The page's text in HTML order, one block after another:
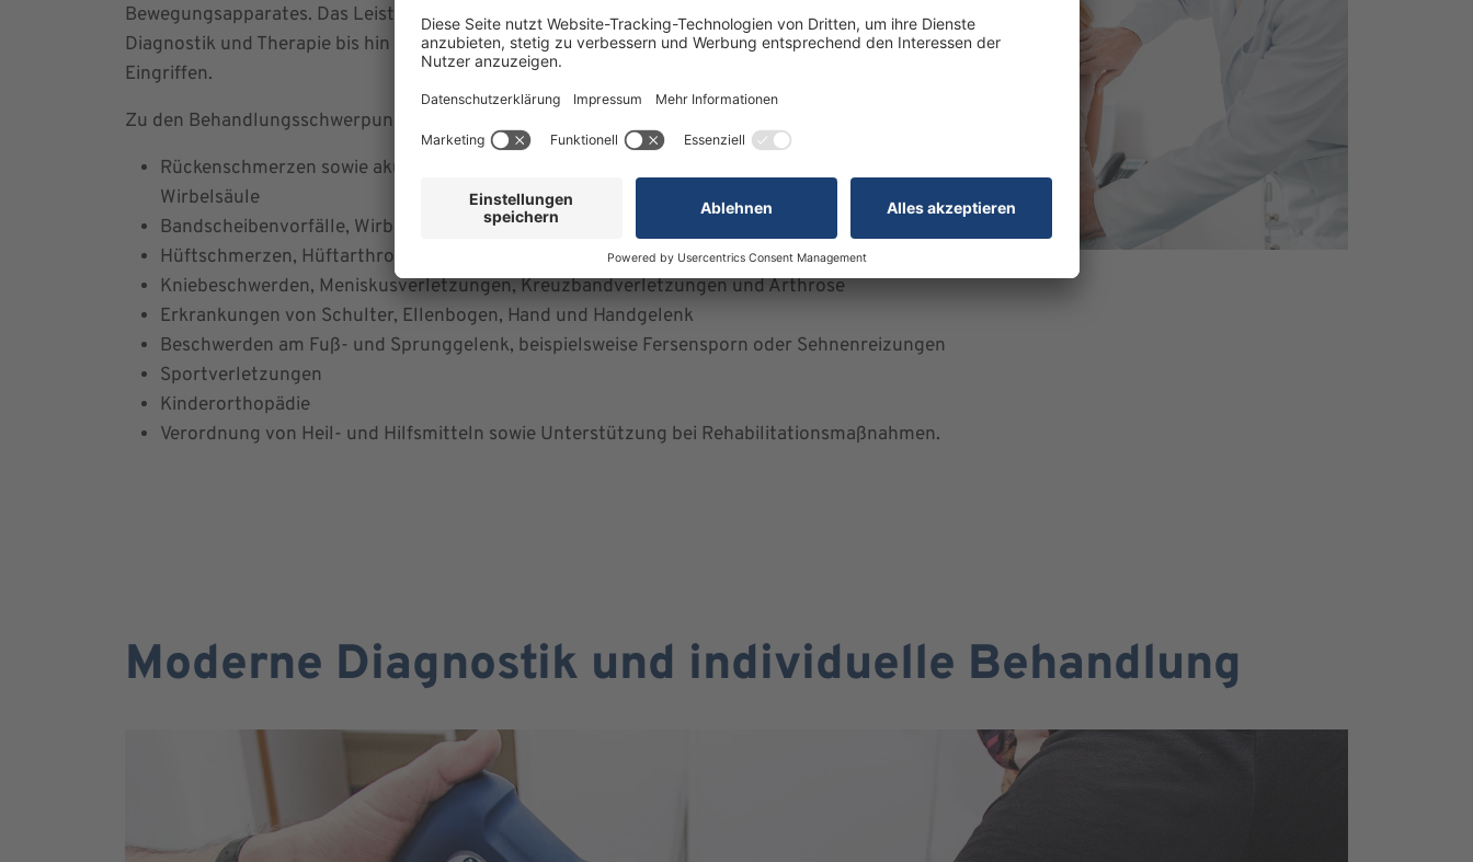
Bewegungsapparates. Das Leistungsspektrum reicht von der konservativen
Diagnostik und Therapie bis hin zur Begleitung vor und nach operativen
Eingriffen.
Zu den Behandlungsschwerpunkten gehören unter anderem:
Rückenschmerzen sowie akute und chronische Beschwerden der
Wirbelsäule
Bandscheibenvorfälle, Wirbelsäulenverschleiß und Fehlstellungen
Hüftschmerzen, Hüftarthrose und Hüfterkrankungen
Kniebeschwerden, Meniskusverletzungen, Kreuzbandverletzungen und Arthrose
Erkrankungen von Schulter, Ellenbogen, Hand und Handgelenk
Beschwerden am Fuß- und Sprunggelenk, beispielsweise Fersensporn oder Sehnenreizungen
Sportverletzungen
Kinderorthopädie
Verordnung von Heil- und Hilfsmitteln sowie Unterstützung bei Rehabilitationsmaßnahmen.
Moderne Diagnostik und individuelle Behandlung